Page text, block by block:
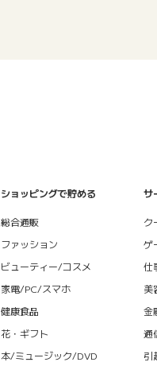
ショッピングで貯める
総合通販
ファッション
ビューティー/コスメ
家電/PC/スマホ
健康食品
花・ギフト
本/ミュージック/DVD
サ
ク
ゲ
仕
美
金
通
引